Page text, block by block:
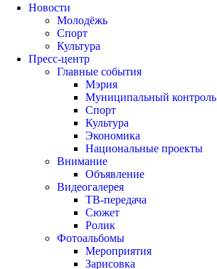
Новости
Молодёжь
Спорт
Культура
Пресс-центр
Главные события
Мэрия
Муниципальный контроль
Спорт
Культура
Экономика
Национальные проекты
Внимание
Объявление
Видеогалерея
ТВ-передача
Сюжет
Ролик
Фотоальбомы
Мероприятия
Зарисовка